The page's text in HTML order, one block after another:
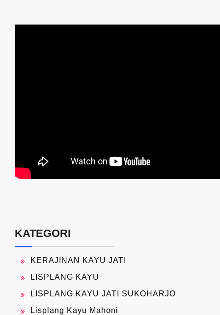
KATEGORI
KERAJINAN KAYU JATI
LISPLANG KAYU
LISPLANG KAYU JATI SUKOHARJO
Lisplang Kayu Mahoni